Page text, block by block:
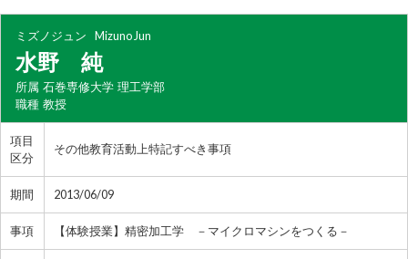
ミズノジュン Mizuno Jun
水野 純
所属 石巻専修大学 理工学部
職種 教授
項目
区分
その他教育活動上特記すべき事項
期間 2013/06/09
事項 【体験授業】精密加工学 －マイクロマシンをつくる－